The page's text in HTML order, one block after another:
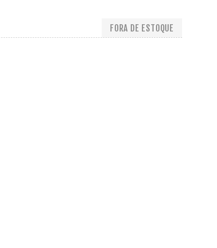
FORA DE ESTOQUE